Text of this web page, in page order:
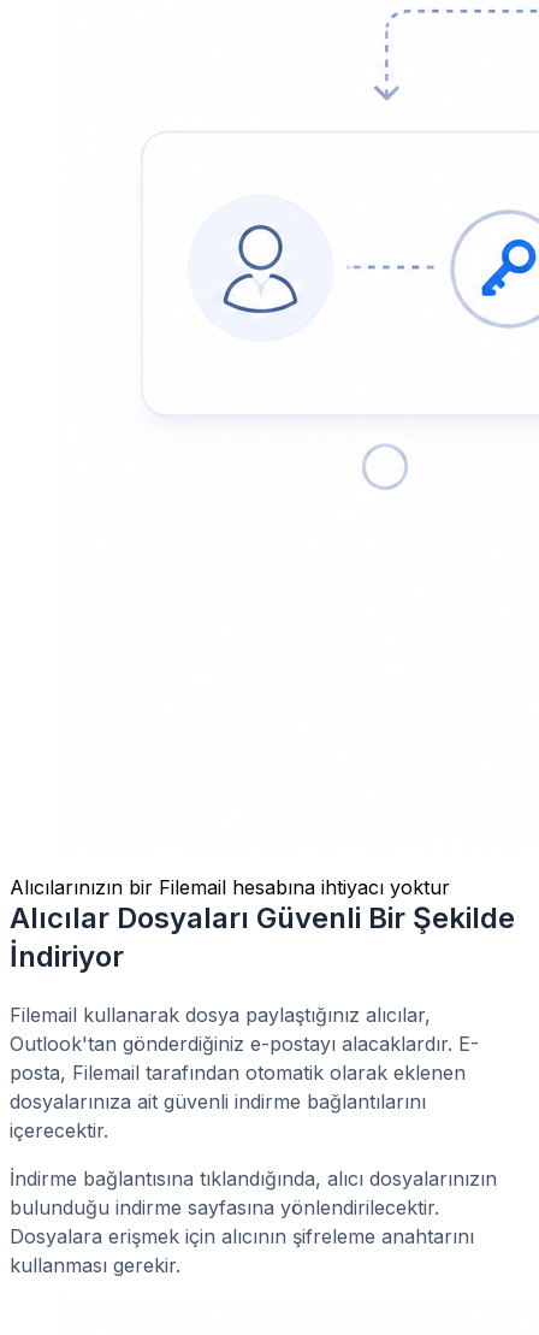
Alıcılarınızın bir Filemail hesabına ihtiyacı yoktur
Alıcılar Dosyaları Güvenli Bir Şekilde
İndiriyor
Filemail kullanarak dosya paylaştığınız alıcılar,
Outlook'tan gönderdiğiniz e-postayı alacaklardır. E-
posta, Filemail tarafından otomatik olarak eklenen
dosyalarınıza ait güvenli indirme bağlantılarını
içerecektir.
İndirme bağlantısına tıklandığında, alıcı dosyalarınızın
bulunduğu indirme sayfasına yönlendirilecektir.
Dosyalara erişmek için alıcının şifreleme anahtarını
kullanması gerekir.